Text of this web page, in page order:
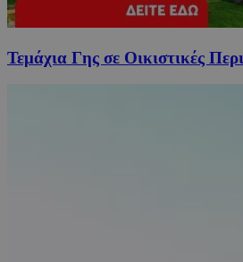
Τεμάχια Γης σε Οικιστικές